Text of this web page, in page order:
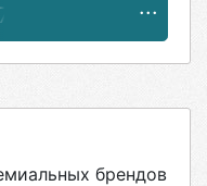
55-47
брендов